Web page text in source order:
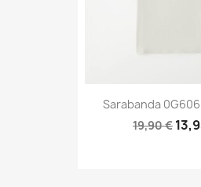
Sarabanda
19,90 €